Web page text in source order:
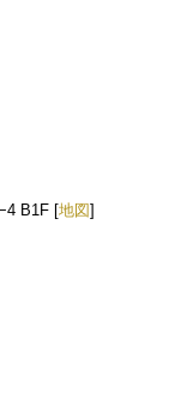
B1F [地図]